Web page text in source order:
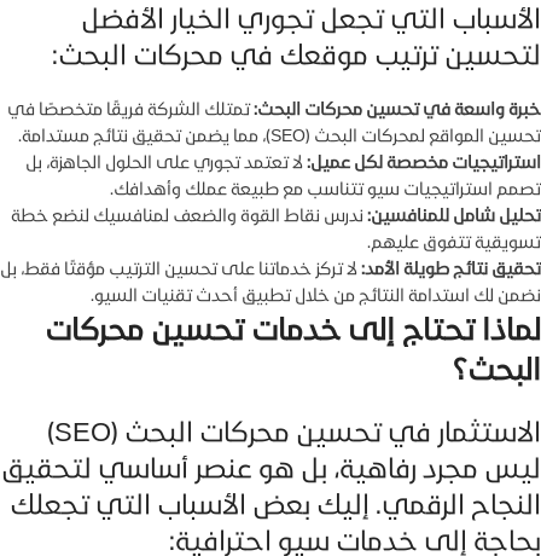
الأسباب التي تجعل تجوري الخيار الأفضل
لتحسين ترتيب موقعك في محركات البحث:
خبرة واسعة في تحسين محركات البحث:تمتلك الشركة فريقًا متخصصًا في
تحسين المواقع لمحركات البحث (SEO)، مما يضمن تحقيق نتائج مستدامة.
استراتيجيات مخصصة لكل عميل:لا تعتمد تجوري على الحلول الجاهزة، بل
تصمم استراتيجيات سيو تتناسب مع طبيعة عملك وأهدافك.
تحليل شامل للمنافسين: ندرس نقاط القوة والضعف لمنافسيك لنضع خطة
تسويقية تتفوق عليهم.
تحقيق نتائج طويلة الأمد:لا تركز خدماتنا على تحسين الترتيب مؤقتًا فقط، بل
نضمن لك استدامة النتائج من خلال تطبيق أحدث تقنيات السيو.
لماذا تحتاج إلى خدمات تحسين محركات
البحث؟
الاستثمار في تحسين محركات البحث (SEO)
ليس مجرد رفاهية، بل هو عنصر أساسي لتحقيق
النجاح الرقمي. إليك بعض الأسباب التي تجعلك
بحاجة إلى خدمات سيو احترافية: